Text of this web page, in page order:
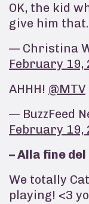
OK, the kid
give him that.
— Christina
February 19,
AHHH! @MTV
— BuzzFeed
February 19,
– Alla fine
We totally
playing! <3